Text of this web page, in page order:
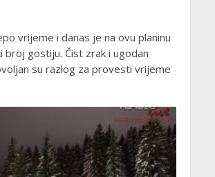
vrijeme i danas je na ovu planinu
broj gostiju. Čist zrak i ugodan
su razlog za provesti vrijeme